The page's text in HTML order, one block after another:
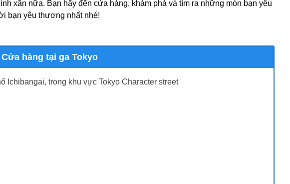
xắn nữa. Bạn hãy đến cửa hàng, khám phá và tìm ra những món bạn yêu
bạn yêu thương nhất nhé!
hàng tại ga Tokyo
Ichibangai, trong khu vực Tokyo Character street